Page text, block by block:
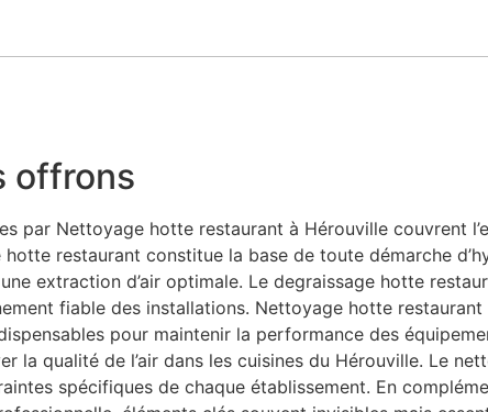
offrons
par Nettoyage hotte restaurant à Hérouville couvrent
restaurant constitue la base de toute démarche
extraction d’air optimale. Le degraissage hotte
fiable des installations. Nettoyage hotte
pour maintenir la performance des
la qualité de l’air dans les cuisines du Hérouville. Le
spécifiques de chaque établissement. En